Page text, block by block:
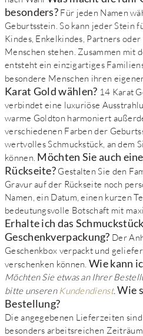
besonders? Für jeden Namen
Geburtsstein. So kann jeder Stein
Kindes, Enkelkindes, Partners
Menschen stehen. Zusammen mit
entsteht ein einzigartiges
besondere Menschen ihren
Karat Gold wählen? 14 Karat
verbindet eine luxuriöse
warme Goldton harmoniert
verschiedenen Farben der
wertvolles Schmuckstück, an dem
können. Möchten Sie auch
Rückseite? Gestalten Sie den
Gravur auf der Rückseite noch
Namen, ein Datum, einen kurzen
bedeutungsvolle Botschaft mit
Erhalte ich das
Geschenkverpackung? Der
Geschenkbox verpackt und
verschenken können.Wie kann
Möchten Sie etwas an Ihrer
bitte unseren Kundendienst. Wie
Bestellung?
Die angegebenen Lieferzeiten
besonders arbeitsreichen